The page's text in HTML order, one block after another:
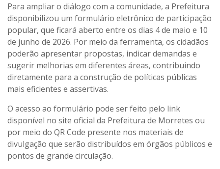
Para ampliar o diálogo com a comunidade, a Prefeitura
disponibilizou um formulário eletrônico de participação
popular, que ficará aberto entre os dias 4 de maio e 10
de junho de 2026. Por meio da ferramenta, os cidadãos
poderão apresentar propostas, indicar demandas e
sugerir melhorias em diferentes áreas, contribuindo
diretamente para a construção de políticas públicas
mais eficientes e assertivas.
O acesso ao formulário pode ser feito pelo link
disponível no site oficial da Prefeitura de Morretes ou
por meio do QR Code presente nos materiais de
divulgação que serão distribuídos em órgãos públicos e
pontos de grande circulação.